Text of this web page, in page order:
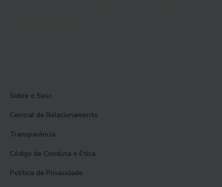
Sobre o Sesc
Central de Relacionamento
Transparência
Código de Conduta e Ética
Política de Privacidade